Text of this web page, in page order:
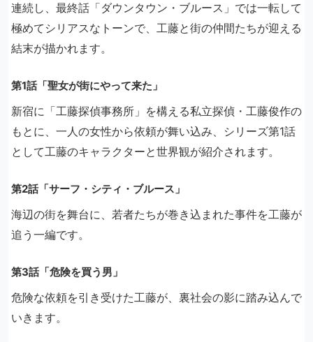
連続し、最終話「ダウンタウン・ブルース」では一転して
極めてシリアスなトーンで、工藤と街の仲間たちが迎える
結末が描かれます。
第1話「聖女が街にやって来た」
新宿に「工藤探偵事務所」を構える私立探偵・工藤俊作の
もとに、一人の女性から依頼が舞い込み、シリーズ第1話
として工藤のキャラクターと世界観が紹介されます。
第2話「サーフ・シティ・ブルース」
海辺の街を舞台に、若者たちが巻き込まれた事件を工藤が
追う一編です。
第3話「危険を買う男」
危険な依頼を引き受けた工藤が、裏社会の影に踏み込んで
いきます。